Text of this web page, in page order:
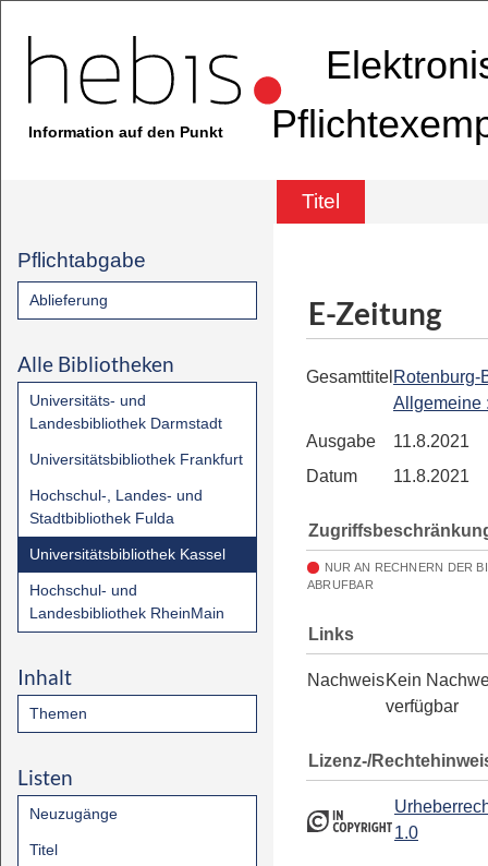
Information auf den Punkt
Titel
Pflichtabgabe
Ablieferung
Alle Bibliotheken
Universitäts- und
Landesbibliothek Darmstadt
Universitätsbibliothek Frankfurt
Hochschul-, Landes- und
Stadtbibliothek Fulda
Universitätsbibliothek Kassel
Hochschul- und
Landesbibliothek RheinMain
Inhalt
Themen
Listen
Neuzugänge
Titel
E-Zeitung
Gesamttitel Rotenburg-
Allgemeine
Ausgabe
11.8.2021
Datum
11.8.2021
NUR AN RECHNERN DER
ABRUFBAR
Links
NachweisKein
verfügbar
Lizenz-/
1.0